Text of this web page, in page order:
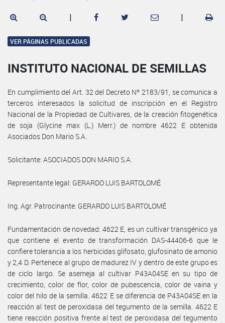
| |
VER PÁGINAS PUBLICADAS
INSTITUTO NACIONAL DE SEMILLAS
En cumplimiento del Art. 32 del Decreto Nº 2183/91, se comunica a
terceros interesados la solicitud de inscripción en el Registro
Nacional de la Propiedad de Cultivares, de la creación fitogenética
de soja (Glycine max (L.) Merr.) de nombre 4622 E obtenida
Asociados Don Mario S.A.
Solicitante: ASOCIADOS DON MARIO S.A.
Representante legal: GERARDO LUIS BARTOLOMÉ
Ing. Agr. Patrocinante: GERARDO LUIS BARTOLOMÉ
Fundamentación de novedad: 4622 E, es un cultivar transgénico ya
que contiene el evento de transformación DAS-44406-6 que le
confiere tolerancia a los herbicidas glifosato, glufosinato de amonio
y 2,4 D. Pertenece al grupo de madurez IV y dentro de este grupo es
de ciclo largo. Se asemeja al cultivar P43A04SE en su tipo de
crecimiento, color de flor, color de pubescencia, color de vaina y
color del hilo de la semilla. 4622 E se diferencia de P43A04SE en la
reacción al test de peroxidasa del tegumento de la semilla. 4622 E
tiene reacción positiva frente al test de peroxidasa del tegumento